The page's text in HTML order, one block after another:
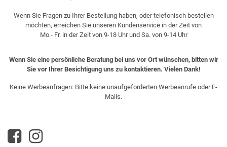
Wenn Sie Fragen zu Ihrer Bestellung haben, oder telefonisch bestellen
möchten, erreichen Sie unseren Kundenservice in der Zeit von
Mo.- Fr. in der Zeit von 9-18 Uhr und Sa. von 9-14 Uhr
Wenn Sie eine persönliche Beratung bei uns vor Ort wünschen, bitten wir
Sie vor Ihrer Besichtigung uns zu kontaktieren. Vielen Dank!
Keine Werbeanfragen: Bitte keine unaufgeforderten Werbeanrufe oder E-
Mails.